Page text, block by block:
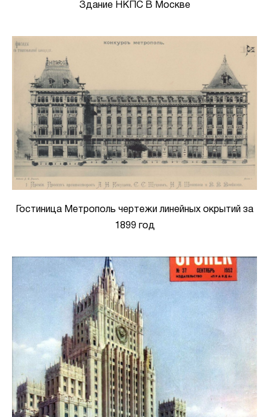
Здание НКПС В Москве
Гостиница Метрополь чертежи линейных окрытий за
1899 год